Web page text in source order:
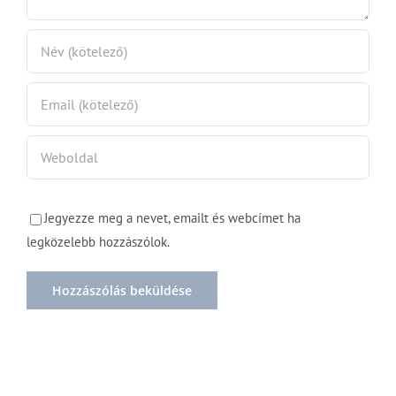
Jegyezze meg a nevet, emailt és webcímet ha
legközelebb hozzászólok.